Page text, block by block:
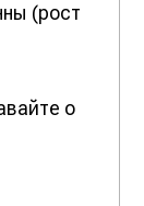
(рост
о